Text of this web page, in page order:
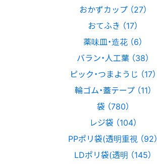
おかずカップ （27）
おてふき （17）
薬味皿・造花 （6）
バラン・人工葉 （38）
ピック・つまようじ （17）
輪ゴム・蓋テープ （11）
袋 （780）
レジ袋 （104）
PPポリ袋(透明重視 （92）
LDポリ袋(透明 （145）